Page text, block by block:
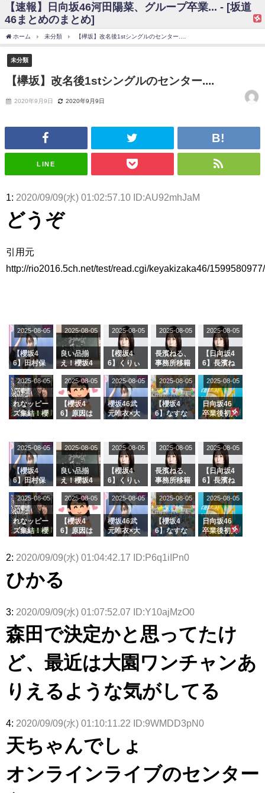
日向坂46まとめのまとめ / 【日向坂46】富田鈴花、次の事務所が決まって
そう！？
日向坂46まとめのまとめ / 【日向坂46】富田鈴花、次の事務所が決まって
そう！？
ハ！』ミーグリ日程がこちら
乃木坂あんてな ～乃木坂46・欅坂46・日向坂46のニュース・情報・話題
をピックアップ / 日向坂46卒業後初共演！佐々木久美さん、師匠オードリー若
欅坂46/日向坂46まとめのまとめ / 『anan』の表紙の櫻坂46さん、多様性
欅坂46/日向坂46まとめのまとめ / 日向坂46より重大発表！！！！
日向坂46まとめのまとめ / 【朗報】増田三莉音さんの生足
wwwwwwwwwwww
日向坂46まとめのまとめ / 筒井あやめ、アレをチラリ。こういう偶然の方
これも素晴らしい
花考案グッズ＆生写真5種が公開される
日向坂46まとめのまとめ / これから彼氏と行為する直前の賀喜遥香、やば
アイドル – ぷぅアンテナ / 「乃木坂46ののぎおび⊿」北野日奈子が生配
アイドル – ぷぅアンテナ / 2022年3月22日（火）のメディア情報
ふぇどみ！ / 【悲報】呪術廻戦、視聴率5.1%
ふぇどみ！ / 【画像】スポ－ツキャスターお姉さん・ハメまくりだったｗｗ
ｗｗｗｗｗｗｗｗｗｗ
ふぇどみ！ / 【悲報】母「裕福な過程が高学歴になるとか大嘘。教育に金を
Powered by livedoor 相互RSS
【速報】日向坂46河田陽菜、グループ卒業... - [坂道
46まとめのまとめ]
ホーム 未分類 【欅坂】改名後1stシングルのセンター....
未分類
【欅坂】改名後1stシングルのセンター....
2020年9月9日 2020年9月9日
LINE
1: 2020/09/09(水) 01:02:57.10 ID:AU92mhJaM
どうぞ
引用元
http://rio2016.5ch.net/test/read.cgi/keyakizaka46/1599580977/
【櫻坂4
6】田村保
ージを脱い
でいた理由
2025-08-05
良い品揃
え！櫻坂4
グル『Mak
e or Brea
k』オフィ
シャルグッ
ズ絶賛販売
2025-08-05
【櫻坂4
6】くりぃ
の2人を手
玉に取る大
沼晶保【く
りぃむナン
タラ】
2025-08-05
長濱ねる、
事務所移籍
属を発表
2025-08-05
【日向坂4
6】長濱ね
ら移籍しフ
ラーム所属
に。これで
事務所に所
属している
がこちら
2025-08-05
れなッピー
ズ集結！櫻
理子、8/6
「ラヴィッ
ト！」水曜
スタジオ出
演決定
2025-08-05
【櫻坂4
6】原因は
uddiesを
ざわつかせ
る...
2025-08-05
櫻坂46武
元唯衣×大
カップお姉
さんに恐怖
【くりぃむ
ナンタラ】
2025-08-05
【櫻坂4
6】なすな
2曲目っ
て...【ラヴ
ィット 東
京ドーム公
演】
2025-08-05
日向坂46
卒業後初共
師匠オード
リー若林さ
んと再会し
た結果･･･
【激レアさ
きた。】
2025-08-05
【櫻坂4
6】田村保
ージを脱い
でいた理由
2025-08-05
良い品揃
え！櫻坂4
グル『Mak
e or Brea
k』オフィ
シャルグッ
ズ絶賛販売
2025-08-05
【櫻坂4
6】くりぃ
の2人を手
玉に取る大
沼晶保【く
りぃむナン
タラ】
2025-08-05
長濱ねる、
事務所移籍
属を発表
2025-08-05
【日向坂4
6】長濱ね
ら移籍しフ
ラーム所属
に。これで
事務所に所
属している
2025-08-05
れなッピー
ズ集結！櫻
理子、8/6
ト！」水曜
スタジオ出
2025-08-05
【櫻坂4
6】原因は
uddiesを
る...
2025-08-05
櫻坂46武
元唯衣×大
カップお姉
2025-08-05
【櫻坂4
6】なすな
2曲目っ
2025-08-05
日向坂46
卒業後初共
2025-08-05
2: 2020/09/09(水) 01:04:42.17 ID:P6q1iIPn0
ひかる
3: 2020/09/09(水) 01:07:52.07 ID:Y10ajMzO0
森田で決定かと思ってたけ
ど、最近は大園ワンチャンあ
りえるような気がしてる
4: 2020/09/09(水) 01:10:11.22 ID:9WMDD3pN0
天ちゃんでしょ
オンラインライブのセンター